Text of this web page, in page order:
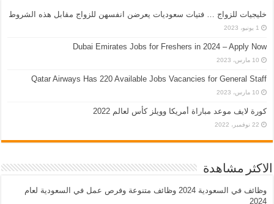
خليجيات للزواج … فتيات سعوديات يعرضن انفسهن للزواج مقابل هذه الشروط
1 يونيو، 2023
Dubai Emirates Jobs for Freshers in 2024 – Apply Now
10 مارس، 2023
Qatar Airways Has 220 Available Jobs Vacancies for General Staff
10 مارس، 2023
كورة لايف موعد مباراة أمريكا وويلز كأس لعالم 2022
22 نوفمبر، 2022
الاكثر مشاهدة
وظائف في السعودية 2024 وظائف متنوعة وفرص عمل في السعودية لعام
2024